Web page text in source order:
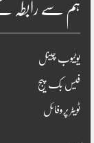
ہم سے رابطہ
یوٹیوب چینل
فیس بک پیج
ٹویٹر پروفائل